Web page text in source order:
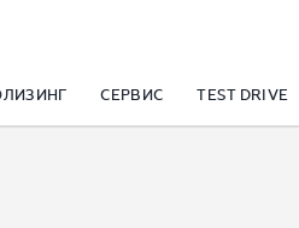
СЕРВИС TEST DRIVE